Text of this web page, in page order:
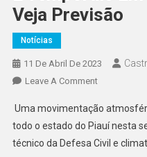
Veja Previsão
Notícias
11 De Abril De 2023
Leave A Comment
Uma movimentação
todo o estado do Piauí nesta
técnico da Defesa Civil e